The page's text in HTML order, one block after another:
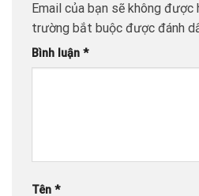
Email của bạn sẽ không được
trường bắt buộc được đánh
Bình luận *
Tên *